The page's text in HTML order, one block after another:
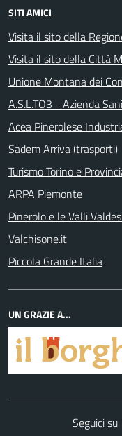
SITI AMICI
Visita il sito della
Visita il sito della Città
Unione Montana dei
A.S.L.TO3 - Azienda
Acea Pinerolese
Sadem Arriva (trasporti)
Turismo Torino e
ARPA Piemonte
Pinerolo e le Valli
Valchisone.it
Piccola Grande Italia
UN GRAZIE A...
Seguici su